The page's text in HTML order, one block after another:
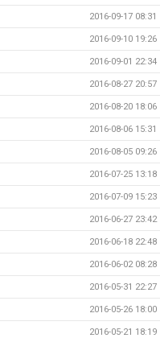
2016-09-17 08:31
2016-09-10 19:26
2016-09-01 22:34
2016-08-27 20:57
2016-08-20 18:06
2016-08-06 15:31
2016-08-05 09:26
2016-07-25 13:18
2016-07-09 15:23
2016-06-27 23:42
2016-06-18 22:48
2016-06-02 08:28
2016-05-31 22:27
2016-05-26 18:00
2016-05-21 18:19